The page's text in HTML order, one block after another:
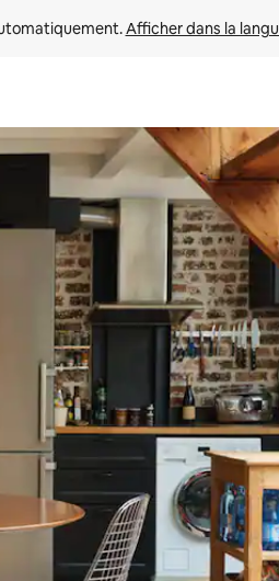
Afficher dans la
et vers le bas, ou en appuyant